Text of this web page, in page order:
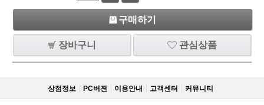
구매하기
장바구니 관심상품
상점정보 PC버젼 이용안내 고객센터 커뮤니티